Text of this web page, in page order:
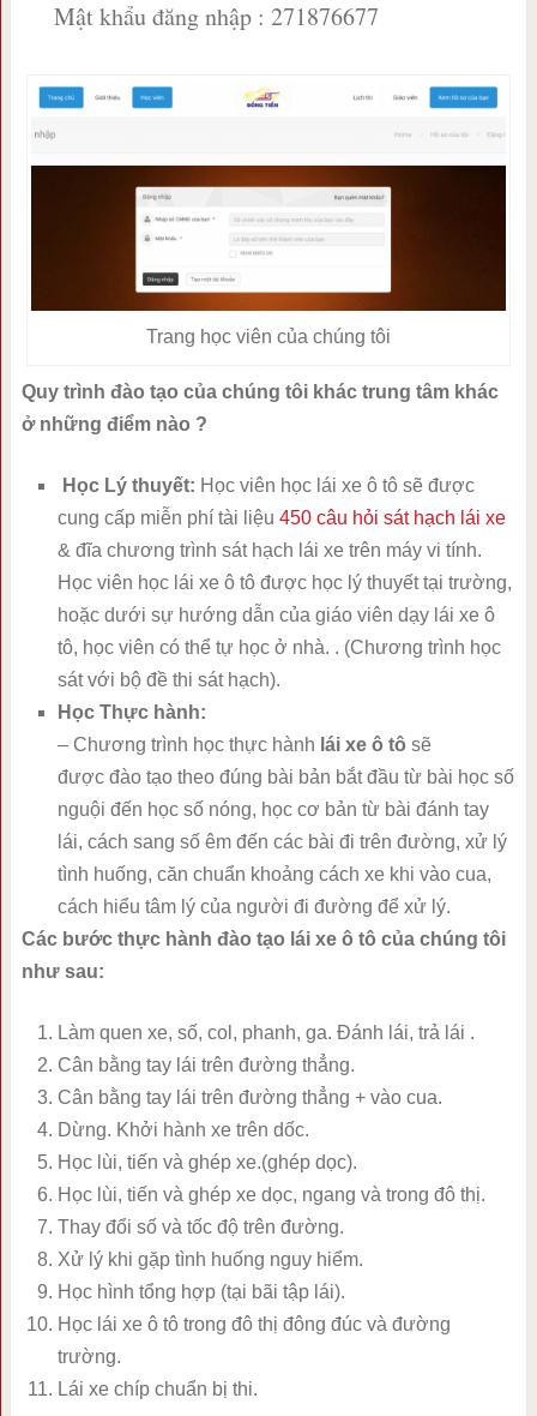
Mật khẩu đăng nhập : 271876677
Trang học viên của chúng tôi
Quy trình đào tạo của chúng tôi khác trung tâm khác
ở những điểm nào ?
Học Lý thuyết: Học viên học lái xe ô tô sẽ được
cung cấp miễn phí tài liệu 450 câu hỏi sát hạch lái xe
& đĩa chương trình sát hạch lái xe trên máy vi tính.
Học viên học lái xe ô tô được học lý thuyết tại trường,
hoặc dưới sự hướng dẫn của giáo viên dạy lái xe ô
tô, học viên có thể tự học ở nhà. . (Chương trình học
sát với bộ đề thi sát hạch).
Học Thực hành:
– Chương trình học thực hành lái xe ô tô sẽ
được đào tạo theo đúng bài bản bắt đầu từ bài học số
nguội đến học số nóng, học cơ bản từ bài đánh tay
lái, cách sang số êm đến các bài đi trên đường, xử lý
tình huống, căn chuẩn khoảng cách xe khi vào cua,
cách hiểu tâm lý của người đi đường để xử lý.
Các bước thực hành đào tạo lái xe ô tô của chúng tôi
như sau:
Làm quen xe, số, col, phanh, ga. Đánh lái, trả lái .
Cân bằng tay lái trên đường thẳng.
Cân bằng tay lái trên đường thẳng + vào cua.
Dừng. Khởi hành xe trên dốc.
Học lùi, tiến và ghép xe.(ghép dọc).
Học lùi, tiến và ghép xe dọc, ngang và trong đô thị.
Thay đổi số và tốc độ trên đường.
Xử lý khi gặp tình huống nguy hiểm.
Học hình tổng hợp (tại bãi tập lái).
Học lái xe ô tô trong đô thị đông đúc và đường
trường.
Lái xe chíp chuẩn bị thi.